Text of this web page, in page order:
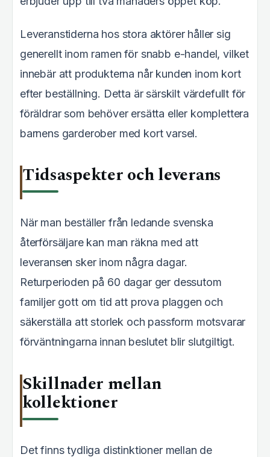
Leveranstiderna hos stora aktörer håller sig
generellt inom ramen för snabb e-handel, vilket
innebär att produkterna når kunden inom kort
efter beställning. Detta är särskilt värdefullt för
föräldrar som behöver ersätta eller komplettera
barnens garderober med kort varsel.
Tidsaspekter och leverans
När man beställer från ledande svenska
återförsäljare kan man räkna med att
leveransen sker inom några dagar.
Returperioden på 60 dagar ger dessutom
familjer gott om tid att prova plaggen och
säkerställa att storlek och passform motsvarar
förväntningarna innan beslutet blir slutgiltigt.
Skillnader mellan
kollektioner
Det finns tydliga distinktioner mellan de